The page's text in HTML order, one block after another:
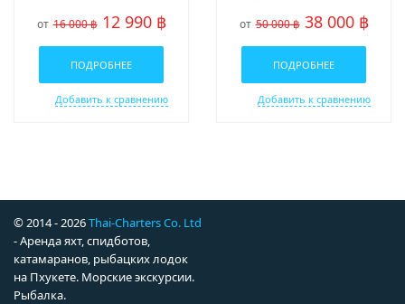
от 16 000 ฿ 12 990 ฿
ПОДРОБНЕЕ
Добавить к сравнению
от 50 000 ฿ 38 000 ฿
ПОДРОБНЕЕ
Добавить к сравнению
© 2014 - 2026Thai-Charters Co. Ltd
- Аренда яхт, спидботов,
катамаранов, рыбацких лодок
на Пхукете. Морские экскурсии.
Рыбалка.